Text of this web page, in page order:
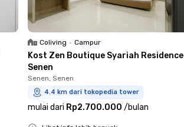
Coliving • Campur
Kost Zen Boutique Syariah Residence
Senen
Senen, Senen
4.4 km dari tokopedia tower
mulai dari Rp2.700.000 /bulan